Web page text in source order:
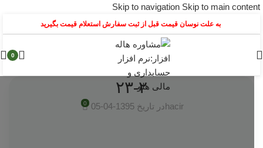
Skip to navigation Skip to main content
به علت نوسان قیمت قبل از ثبت سفارش استعلام قیمت بگیرید
0
۲۳-۲
hacirدر تاریخ 1395-04-05 0